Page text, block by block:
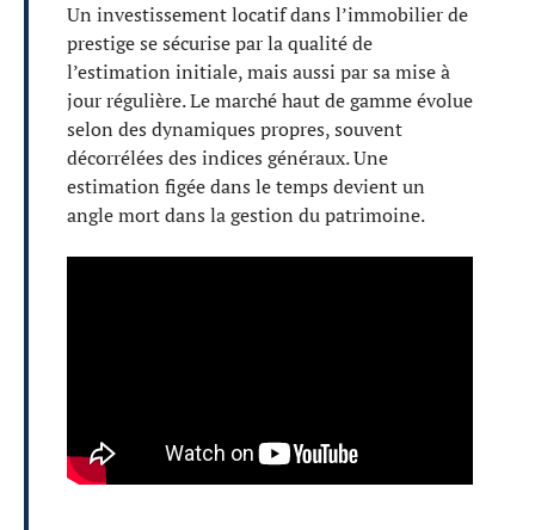
Un investissement locatif dans l’immobilier de
prestige se sécurise par la qualité de
l’estimation initiale, mais aussi par sa mise à
jour régulière. Le marché haut de gamme évolue
selon des dynamiques propres, souvent
décorrélées des indices généraux. Une
estimation figée dans le temps devient un
angle mort dans la gestion du patrimoine.